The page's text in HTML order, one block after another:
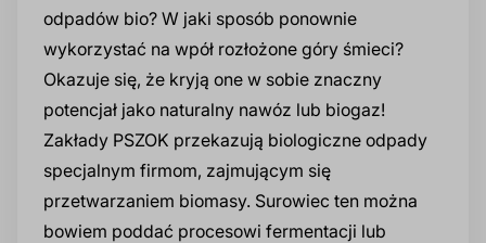
odpadów bio? W jaki sposób ponownie
wykorzystać na wpół rozłożone góry śmieci?
Okazuje się, że kryją one w sobie znaczny
potencjał jako naturalny nawóz lub biogaz!
Zakłady PSZOK przekazują biologiczne odpady
specjalnym firmom, zajmującym się
przetwarzaniem biomasy. Surowiec ten można
bowiem poddać procesowi fermentacji lub